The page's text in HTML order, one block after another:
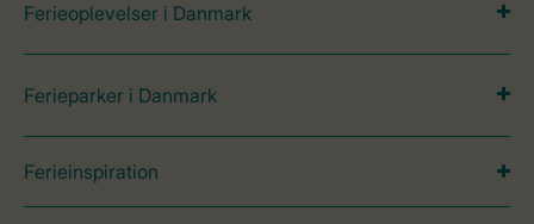
Ferieoplevelser i Danmark
Ferieparker i Danmark
Ferieinspiration